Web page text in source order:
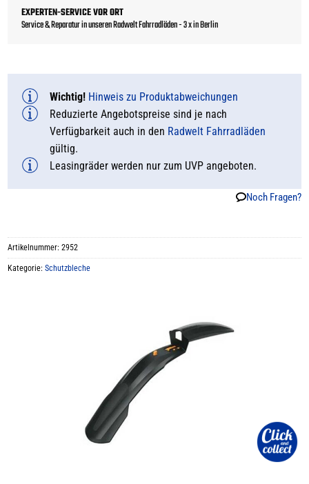
EXPERTEN-SERVICE VOR ORT
Service & Reparatur in unseren Radwelt Fahrradläden - 3 x in Berlin
Wichtig! Hinweis zu Produktabweichungen
Reduzierte Angebotspreise sind je nach
Verfügbarkeit auch in den Radwelt Fahrradläden
gültig.
Leasingräder werden nur zum UVP angeboten.
Noch Fragen?
Artikelnummer:2952
Kategorie:Schutzbleche